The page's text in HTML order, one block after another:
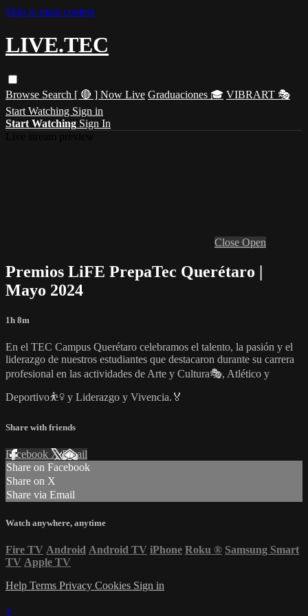
Skip to main content
LIVE.TEC
Browse Search [ 🔴 ] Now Live Graduaciones 🎓 VIBRART 🎭
Start Watching Sign in
Start Watching Sign In
Close Open
Premios LiFE PrepaTec Querétaro |
Mayo 2024
1h 8m
En el TEC Campus Querétaro celebramos el talento, la pasión y el
liderazgo de nuestros estudiantes que destacaron durante su carrera
profesional en las actividades de Arte y Cultura🎭, Atlético y
Deportivo⛹️‍♀️ y Liderazgo y Vivencia.🏅
Share with friends
Facebook XEmail
Share on Facebook
Share on X
Share via Email
Watch anywhere, anytime
Fire TV Android Android TV iPhone Roku ® Samsung Smart
TV Apple TV
Help Terms Privacy Cookies Sign in
×